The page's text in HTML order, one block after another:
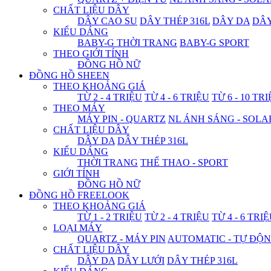
CHẤT LIỆU DÂY
DÂY CAO SU DÂY THÉP 316L DÂY DA
KIỂU DÁNG
BABY-G THỜI TRANG BABY-G SPORT
THEO GIỚI TÍNH
ĐỒNG HỒ NỮ
ĐỒNG HỒ SHEEN
THEO KHOẢNG GIÁ
TỪ 2 - 4 TRIỆU TỪ 4 - 6 TRIỆU TỪ 6 - 10
THEO MÁY
MÁY PIN - QUARTZ NL ÁNH SÁNG -
CHẤT LIỆU DÂY
DÂY DA DÂY THÉP 316L
KIỂU DÁNG
THỜI TRANG THỂ THAO - SPORT
GIỚI TÍNH
ĐỒNG HỒ NỮ
ĐỒNG HỒ FREELOOK
THEO KHOẢNG GIÁ
TỪ 1 - 2 TRIỆU TỪ 2 - 4 TRIỆU TỪ 4 - 6
LOẠI MÁY
QUARTZ - MÁY PIN AUTOMATIC - TỰ
CHẤT LIỆU DÂY
DÂY DA DÂY LƯỚI DÂY THÉP 316L